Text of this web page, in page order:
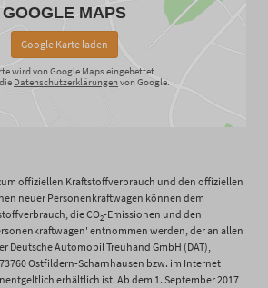
GOOGLE MAPS
Google Karte laden
wird von Google Maps eingebettet.
Datenschutzerklärungen von Google.
offiziellen Kraftstoffverbrauch und den offiziellen
neuer Personenkraftwagen können dem
die CO2-Emissionen und den
entnommen werden, der an allen
Deutsche Automobil Treuhand GmbH (DAT),
Ostfildern-Scharnhausen bzw. im Internet
erhältlich ist. Ab dem 1. September 2017